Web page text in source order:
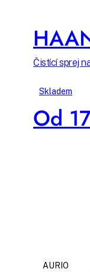
Čistící sprej
Skladem
Od
AURIO